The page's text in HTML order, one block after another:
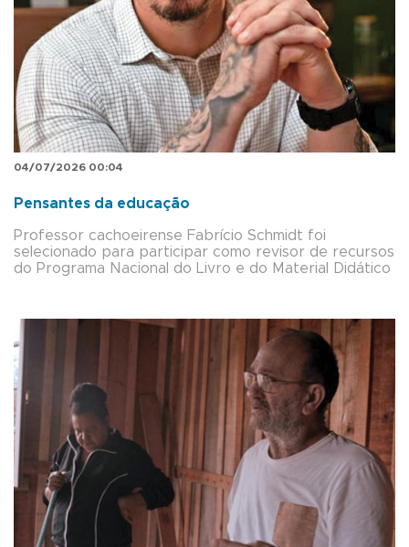
04/07/2026 00:04
Pensantes da educação
Professor cachoeirense Fabrício Schmidt foi
selecionado para participar como revisor de recursos
do Programa Nacional do Livro e do Material Didático